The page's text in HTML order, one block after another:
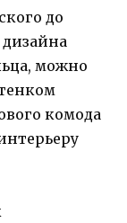
до
можно
комода